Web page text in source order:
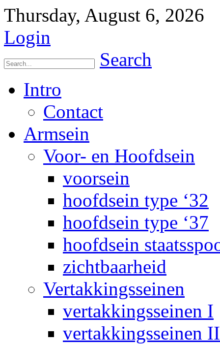
Thursday, August 6, 2026
Login
Search
Intro
Contact
Armsein
Voor- en Hoofdsein
voorsein
hoofdsein type ‘32
hoofdsein type ‘37
hoofdsein
zichtbaarheid
Vertakkingsseinen
vertakkingsseinen I
vertakkingsseinen II